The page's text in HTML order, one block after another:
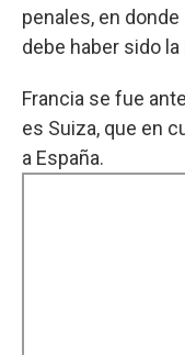
penales, en
debe haber sido
Francia se fue
es Suiza, que en
a España.